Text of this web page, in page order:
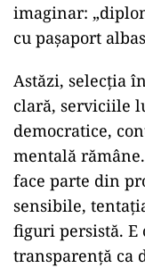
imaginar:
cu pașaport
Astăzi, selecția
clară, serviciile
democratice,
mentală
face parte din
sensibile,
figuri persistă. E
transparență ca